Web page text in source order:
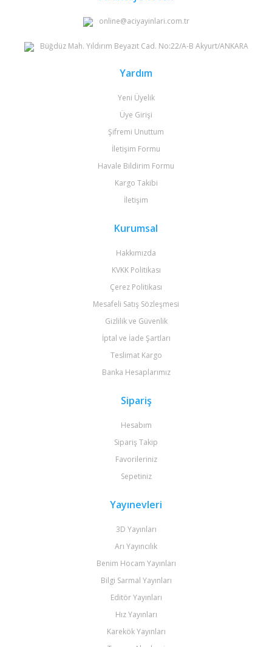
online@aciyayinlari.com.tr
Büğdüz Mah. Yıldırım Beyazıt Cad. No:22/A-B Akyurt/ANKARA
Yardım
Yeni Üyelik
Üye Girişi
Şifremi Unuttum
İletişim Formu
Havale Bildirim Formu
Kargo Takibi
İletişim
Kurumsal
Hakkımızda
KVKK Politikası
Çerez Politikası
Mesafeli Satış Sözleşmesi
Gizlilik ve Güvenlik
İptal ve İade Şartları
Teslimat Kargo
Banka Hesaplarımız
Sipariş
Hesabım
Sipariş Takip
Favorileriniz
Sepetiniz
Yayınevleri
3D Yayınları
Arı Yayıncılık
Benim Hocam Yayınları
Bilgi Sarmal Yayınları
Editör Yayınları
Hız Yayınları
Karekök Yayınları